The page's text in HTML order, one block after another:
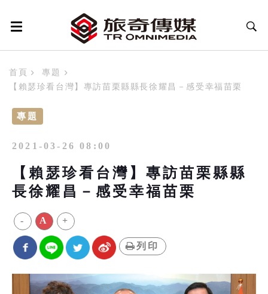
首頁
專題
【賴瑟珍看台灣】專訪苗栗縣縣長徐耀昌－感受幸福苗栗
專題
2021-03-26 08:00
【賴瑟珍看台灣】專訪苗栗縣縣
長徐耀昌－感受幸福苗栗
- A +
列印